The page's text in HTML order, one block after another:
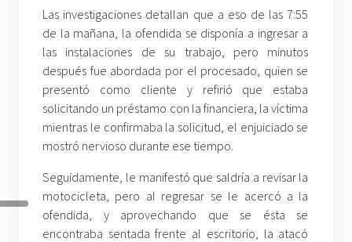
Las investigaciones detallan que a eso de las 7:55
de la mañana, la ofendida se disponía a ingresar a
las instalaciones de su trabajo, pero minutos
después fue abordada por el procesado, quien se
presentó como cliente y refirió que estaba
solicitando un préstamo con la financiera, la víctima
mientras le confirmaba la solicitud, el enjuiciado se
mostró nervioso durante ese tiempo.
Seguidamente, le manifestó que saldría a revisar la
motocicleta, pero al regresar se le acercó a la
ofendida, y aprovechando que se ésta se
encontraba sentada frente al escritorio, la atacó